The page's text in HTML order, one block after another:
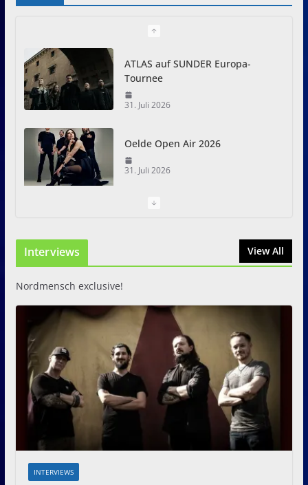
ATLAS auf SUNDER Europa-
Tournee
31. Juli 2026
Oelde Open Air 2026
31. Juli 2026
I Prevail – Violent Nature
Interviews View All
Nordmensch exclusive!
INTERVIEWS